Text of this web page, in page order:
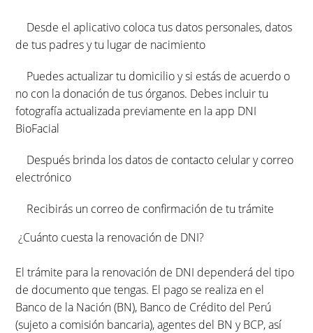
Desde el aplicativo coloca tus datos personales, datos
de tus padres y tu lugar de nacimiento
Puedes actualizar tu domicilio y si estás de acuerdo o
no con la donación de tus órganos. Debes incluir tu
fotografía actualizada previamente en la app DNI
BioFacial
Después brinda los datos de contacto celular y correo
electrónico
Recibirás un correo de confirmación de tu trámite
¿Cuánto cuesta la renovación de DNI?
El trámite para la renovación de DNI dependerá del tipo
de documento que tengas. El pago se realiza en el
Banco de la Nación (BN), Banco de Crédito del Perú
(sujeto a comisión bancaria), agentes del BN y BCP, así